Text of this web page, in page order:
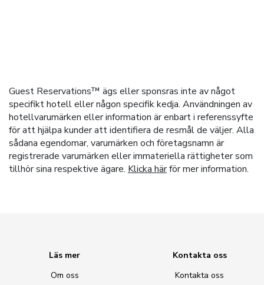
Guest Reservations™ ägs eller sponsras inte av något
specifikt hotell eller någon specifik kedja. Användningen av
hotellvarumärken eller information är enbart i referenssyfte
för att hjälpa kunder att identifiera de resmål de väljer. Alla
sådana egendomar, varumärken och företagsnamn är
registrerade varumärken eller immateriella rättigheter som
tillhör sina respektive ägare. Klicka härför mer information.
Läs mer
Om oss
Kontakta oss
Kontakta oss